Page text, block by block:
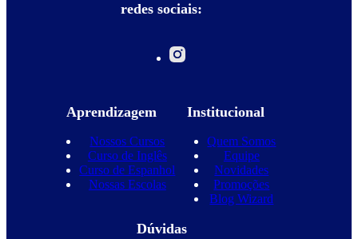
redes sociais:
Aprendizagem
Nossos Cursos
Curso de Inglês
Curso de Espanhol
Nossas Escolas
Institucional
Quem Somos
Equipe
Novidades
Promoções
Blog Wizard
Dúvidas